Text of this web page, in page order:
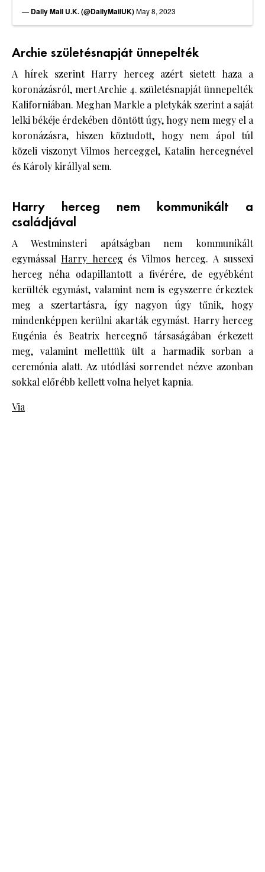
— Daily Mail U.K. (@DailyMailUK)May 8, 2023
Archie születésnapját ünnepelték
A hírek szerint Harry herceg azért sietett haza a
koronázásról, mert Archie 4. születésnapját ünnepelték
Kaliforniában. Meghan Markle a pletykák szerint a saját
lelki békéje érdekében döntött úgy, hogy nem megy el a
koronázásra, hiszen köztudott, hogy nem ápol túl
közeli viszonyt Vilmos herceggel, Katalin hercegnével
és Károly királlyal sem.
Harry herceg nem kommunikált a
családjával
A Westminsteri apátságban nem kommunikált
egymássalHarry herceg és Vilmos herceg. A sussexi
herceg néha odapillantott a fivérére, de egyébként
kerülték egymást, valamint nem is egyszerre érkeztek
meg a szertartásra, így nagyon úgy tűnik, hogy
mindenképpen kerülni akarták egymást. Harry herceg
Eugénia és Beatrix hercegnő társaságában érkezett
meg, valamint mellettük ült a harmadik sorban a
ceremónia alatt. Az utódlási sorrendet nézve azonban
sokkal előrébb kellett volna helyet kapnia.
Via